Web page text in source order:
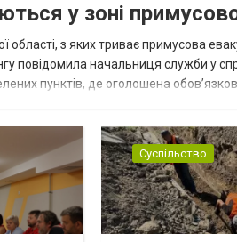
у зоні
області, з яких триває примусова
повідомила начальниця служби у
пунктів, де оголошена
Суспільство